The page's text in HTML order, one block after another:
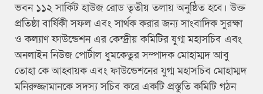
ভবন ১১২ সার্কিট হাউজ রোড তৃতীয় তলায় অনুষ্ঠিত হবে। উক্ত
প্রতিষ্ঠা বার্ষিকী সফল এবং সার্থক করার জন্য সাংবাদিক সুরক্ষা
ও কল্যাণ ফাউন্ডেশন এর কেন্দ্রীয় কমিটির যুগ্ম মহাসচিব এবং
অনলাইন নিউজ পোর্টাল ধুমকেতুর সম্পাদক মোহাম্মদ আবু
তোহা কে আহ্বায়ক এবং ফাউন্ডেশনের যুগ্ম মহাসচিব মোহাম্মদ
মনিরুজ্জামানকে সদস্য সচিব করে একটি প্রস্তুতি কমিটি গঠন